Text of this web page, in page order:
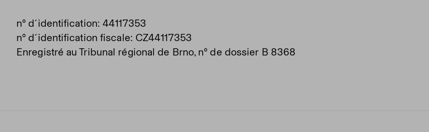
n° d´identification: 44117353
n° d´identification fiscale: CZ44117353
Enregistré au Tribunal régional de Brno, n° de dossier B 8368